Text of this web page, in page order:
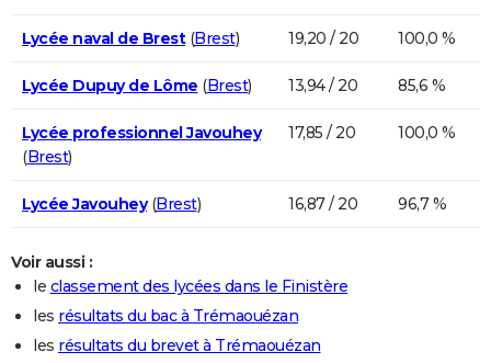
Lycée naval de Brest(Brest) 19,20 / 20 100,0 %
Lycée Dupuy de Lôme (Brest) 13,94 / 20 85,6 %
Lycée professionnel Javouhey
(Brest)
17,85 / 20 100,0 %
Lycée Javouhey(Brest) 16,87 / 20 96,7 %
Voir aussi :
le classement des lycées dans le Finistère
les résultats du bac à Trémaouézan
les résultats du brevet à Trémaouézan